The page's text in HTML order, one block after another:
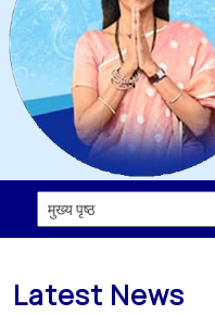
Latest News